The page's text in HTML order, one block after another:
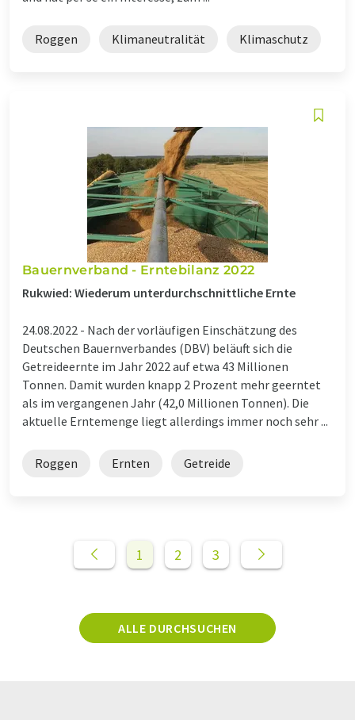
Roggen Klimaneutralität Klimaschutz
Bauernverband - Erntebilanz 2022
Rukwied: Wiederum unterdurchschnittliche Ernte
24.08.2022 - Nach der vorläufigen Einschätzung des
Deutschen Bauernverbandes (DBV) beläuft sich die
Getreideernte im Jahr 2022 auf etwa 43 Millionen
Tonnen. Damit wurden knapp 2 Prozent mehr geerntet
als im vergangenen Jahr (42,0 Millionen Tonnen). Die
aktuelle Erntemenge liegt allerdings immer noch sehr ...
Roggen Ernten Getreide
1 2 3
ALLE DURCHSUCHEN